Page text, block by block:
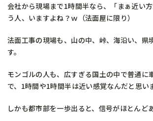
会社から現場まで1時間半なら、「まぁ近い
う人、いますよね？ｗ（法面屋に限り）
法面工事の現場も、山の中、峠、海沿い、県
す。
モンゴルの人も、広すぎる国土の中で普通に
で、1時間や1時間半は近い感覚なんだと思い
しかも都市部を一歩出ると、信号がほとんど